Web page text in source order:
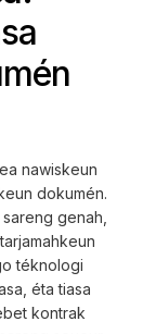
nawiskeun
dokumén.
genah,
téknologi
éta tiasa
kontrak